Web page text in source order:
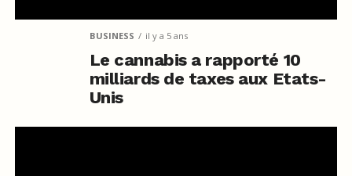
BUSINESS il y a 5 ans
Le cannabis a rapporté 10
milliards de taxes aux Etats-
Unis